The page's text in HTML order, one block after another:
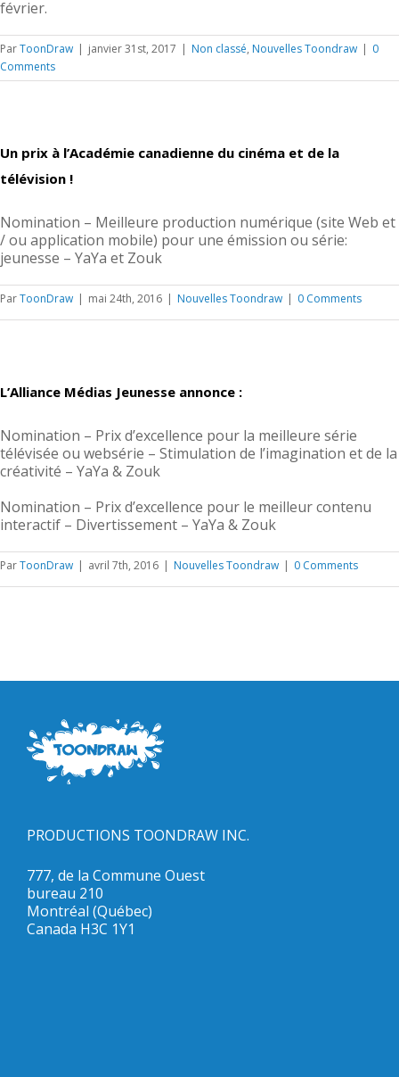
février.
ParToonDraw janvier 31st, 2017 Non classé, Nouvelles Toondraw
0
Comments
Un prix à l’Académie canadienne du cinéma et de la
télévision !
Nomination – Meilleure production numérique (site Web et
/ ou application mobile) pour une émission ou série:
jeunesse – YaYa et Zouk
ParToonDraw mai 24th, 2016 Nouvelles Toondraw 0 Comments
L’Alliance Médias Jeunesse annonce :
Nomination – Prix d’excellence pour la meilleure série
télévisée ou websérie – Stimulation de l’imagination et de la
créativité – YaYa & Zouk
Nomination – Prix d’excellence pour le meilleur contenu
interactif – Divertissement – YaYa & Zouk
ParToonDraw avril 7th, 2016 Nouvelles Toondraw 0 Comments
PRODUCTIONS TOONDRAW INC.
777, de la Commune Ouest
bureau 210
Montréal (Québec)
Canada H3C 1Y1